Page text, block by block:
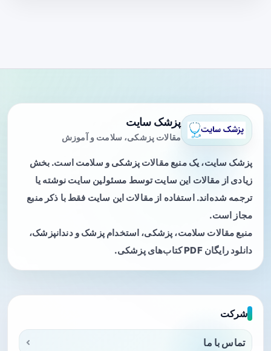
پزشک سایت
مقالات پزشکی، سلامت و آموزش
پزشک سایت، یک منبع مقالات پزشکی و سلامت است. بخش
زیادی از مقالات این سایت توسط مسئولین سایت نوشته یا
ترجمه شده‌اند. استفاده از مقالات این سایت فقط با ذکر منبع
مجاز است.
منبع مقالات سلامت، پزشکی، استخدام پزشک و دندانپزشک،
دانلود رایگان PDF کتاب‌های پزشکی.
شرکت
تماس با ما